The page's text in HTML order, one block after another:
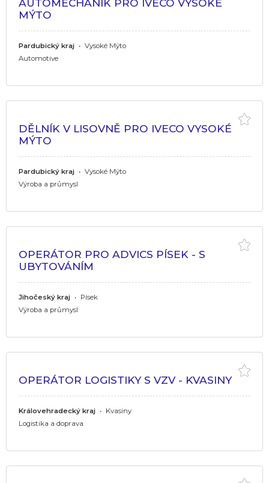
AUTOMECHANIK PRO IVECO VYSOKÉ
MÝTO
Pardubický kraj • Vysoké Mýto
Automotive
DĚLNÍK V LISOVNĚ PRO IVECO VYSOKÉ
MÝTO
Pardubický kraj • Vysoké Mýto
Výroba a průmysl
OPERÁTOR PRO ADVICS PÍSEK - S
UBYTOVÁNÍM
Jihočeský kraj • Písek
Výroba a průmysl
OPERÁTOR LOGISTIKY S VZV - KVASINY
Královehradecký kraj • Kvasiny
Logistika a doprava